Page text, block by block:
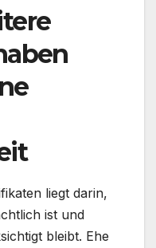
liegt darin,
ist und
bleibt. Ehe